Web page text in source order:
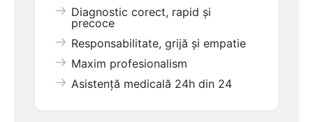
Diagnostic corect, rapid și
precoce
Responsabilitate, grijă și empatie
Maxim profesionalism
Asistență medicală 24h din 24